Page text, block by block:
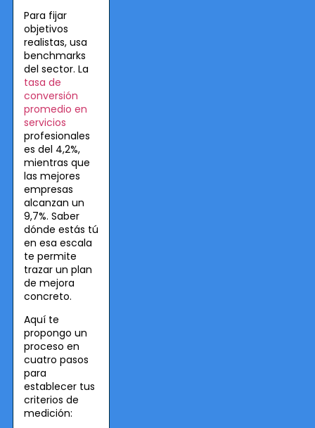
Para fijar
objetivos
realistas, usa
benchmarks
del sector. La
tasa de
conversión
promedio en
servicios
profesionales
es del 4,2%,
mientras que
las mejores
empresas
alcanzan un
9,7%. Saber
dónde estás tú
en esa escala
te permite
trazar un plan
de mejora
concreto.
Aquí te
propongo un
proceso en
cuatro pasos
para
establecer tus
criterios de
medición: